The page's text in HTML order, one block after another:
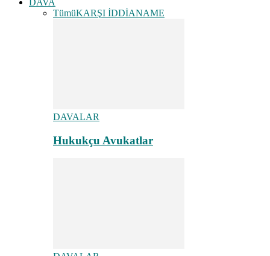
DAVA
TümüKARŞI İDDİANAME
DAVALAR
Hukukçu Avukatlar